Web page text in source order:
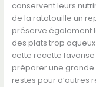
conservent leurs
de la ratatouille un
préserve également
des plats trop
cette recette
préparer une grande
restes pour d’autres